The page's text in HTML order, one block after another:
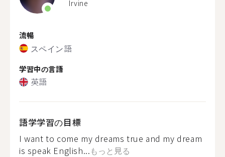
Irvine
流暢
スペイン語
学習中の言語
英語
語学学習の目標
I want to come my dreams true and my dream
is speak English...もっと見る